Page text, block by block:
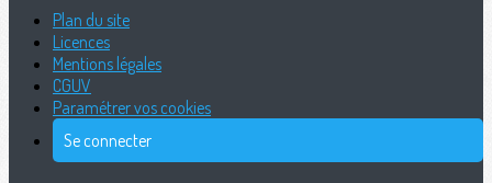
Plan du site
Licences
Mentions légales
CGUV
Paramétrer vos cookies
Se connecter